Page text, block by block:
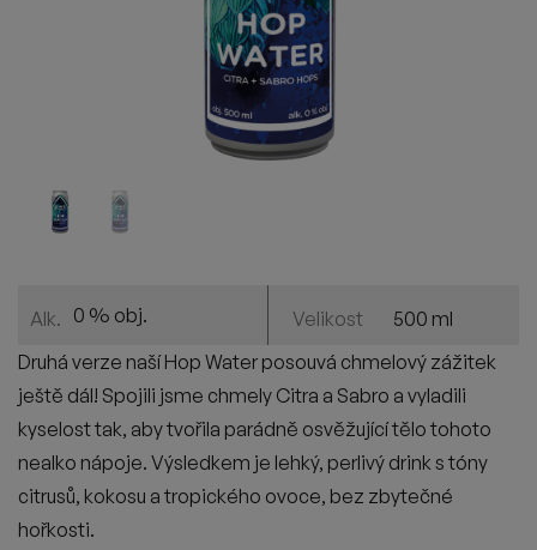
Alk. 0 % obj. Velikost
500 ml
Druhá verze našíHop Water posouvá chmelový zážitek
ještě dál! Spojili jsme chmely Citra a Sabro a vyladili
kyselost tak, aby tvořila parádně osvěžující tělo tohoto
nealko nápoje. Výsledkem je lehký, perlivý drink s tóny
citrusů, kokosu a tropického ovoce, bez zbytečné
hořkosti.